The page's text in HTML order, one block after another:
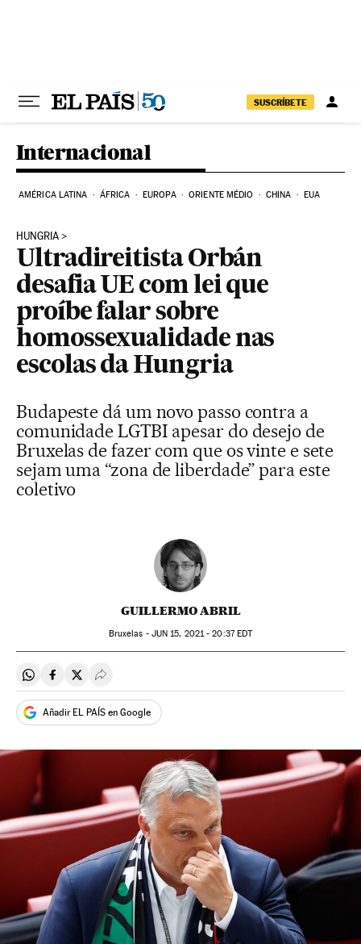
SUSCRÍBETE
Internacional
AMÉRICA LATINA ÁFRICA EUROPA ORIENTE MÉDIO CHINA EUA
HUNGRIA
Ultradireitista Orbán
desafia UE com lei que
proíbe falar sobre
homossexualidade nas
escolas da Hungria
Budapeste dá um novo passo contra a
comunidade LGTBI apesar do desejo de
Bruxelas de fazer com que os vinte e sete
sejam uma “zona de liberdade” para este
coletivo
GUILLERMO ABRIL
Bruxelas - JUN 15, 2021 - 20:37EDT
Compartir en Whatsapp
Compartir en Facebook
Compartir en Twitter
Desplegar Redes Sociales
Añadir EL PAÍS en Google